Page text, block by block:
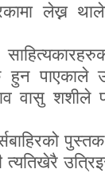
लेख्न
पाएकाले
वासु शशीले
त्यतिखेरै